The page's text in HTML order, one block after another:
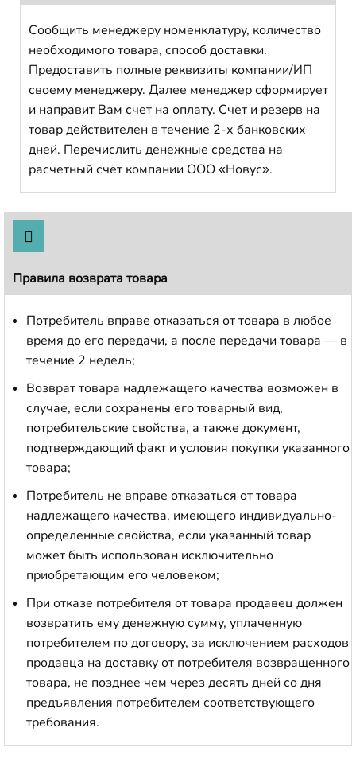
Сообщить менеджеру номенклатуру, количество
необходимого товара, способ доставки.
Предоставить полные реквизиты компании/ИП
своему менеджеру. Далее менеджер сформирует
и направит Вам счет на оплату. Счет и резерв на
товар действителен в течение 2-х банковских
дней. Перечислить денежные средства на
расчетный счёт компании ООО «Новус».
Правила возврата товара
Потребитель вправе отказаться от товара в любое
время до его передачи, а после передачи товара — в
течение 2 недель;
Возврат товара надлежащего качества возможен в
случае, если сохранены его товарный вид,
потребительские свойства, а также документ,
подтверждающий факт и условия покупки указанного
товара;
Потребитель не вправе отказаться от товара
надлежащего качества, имеющего индивидуально-
определенные свойства, если указанный товар
может быть использован исключительно
приобретающим его человеком;
При отказе потребителя от товара продавец должен
возвратить ему денежную сумму, уплаченную
потребителем по договору, за исключением расходов
продавца на доставку от потребителя возвращенного
товара, не позднее чем через десять дней со дня
предъявления потребителем соответствующего
требования.